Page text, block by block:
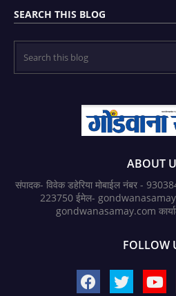
SEARCH THIS BLOG
ABOUT
संपादक- विवेक डहेरिया मोबाईल नंबर -
223750 ईमेल-
gondwanasamay.com
FOLLOW